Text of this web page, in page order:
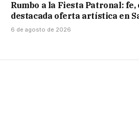
Rumbo a la Fiesta Patronal: fe,
destacada oferta artística en
6 de agosto de 2026